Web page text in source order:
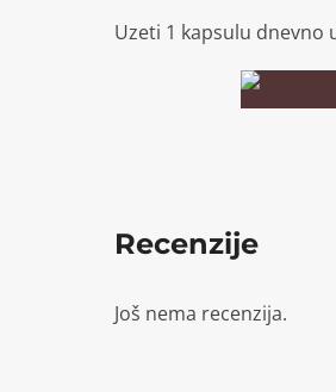
Uzeti 1 kapsulu dnevno
Recenzije
Još nema recenzija.